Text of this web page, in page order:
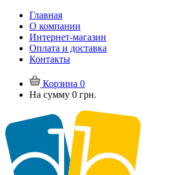
Главная
О компании
Интернет-магазин
Оплата и доставка
Контакты
Корзина 0
На сумму 0 грн.